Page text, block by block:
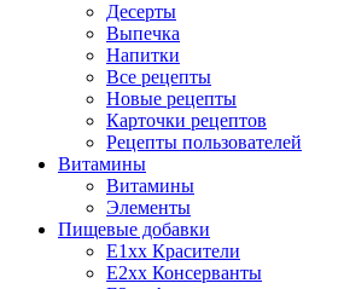
Десерты
Выпечка
Напитки
Все рецепты
Новые рецепты
Карточки рецептов
Рецепты пользователей
Витамины
Витамины
Элементы
Пищевые добавки
E1xx Красители
E2xx Консерванты